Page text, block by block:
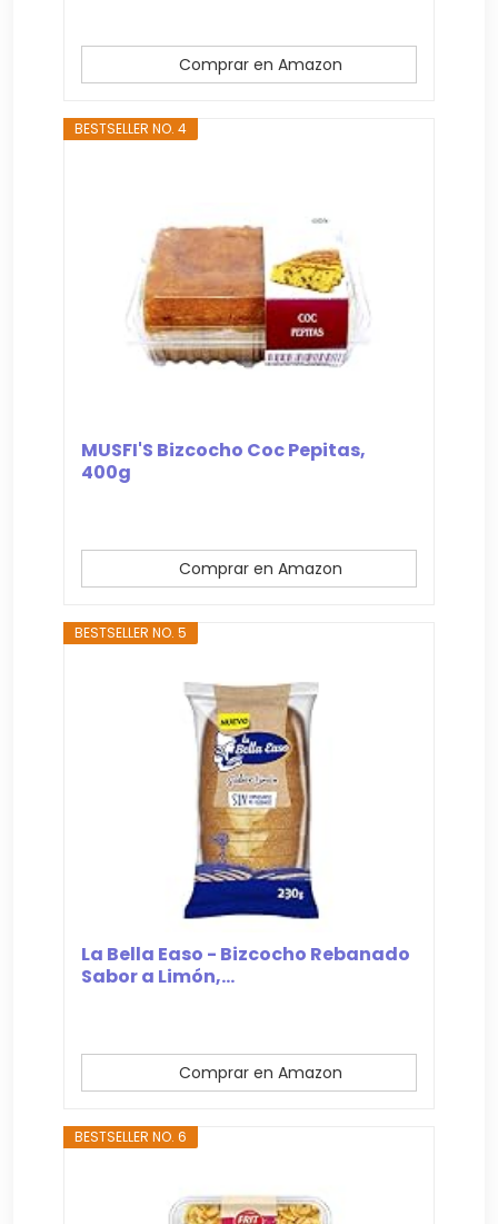
Comprar en Amazon
BESTSELLER NO. 4
MUSFI'S Bizcocho Coc Pepitas,
400g
Comprar en Amazon
BESTSELLER NO. 5
La Bella Easo - Bizcocho Rebanado
Sabor a Limón,...
Comprar en Amazon
BESTSELLER NO. 6